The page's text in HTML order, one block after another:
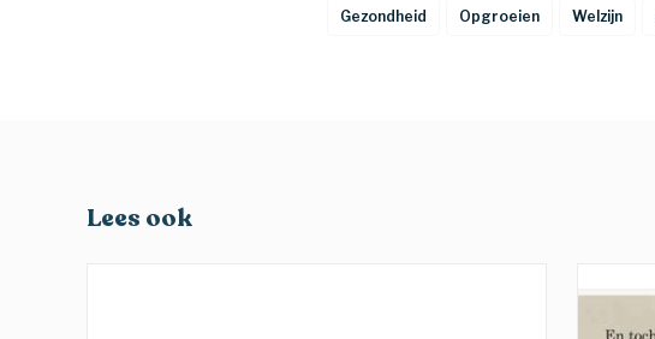
Gezondheid Opgroeien Welzijn
Lees ook